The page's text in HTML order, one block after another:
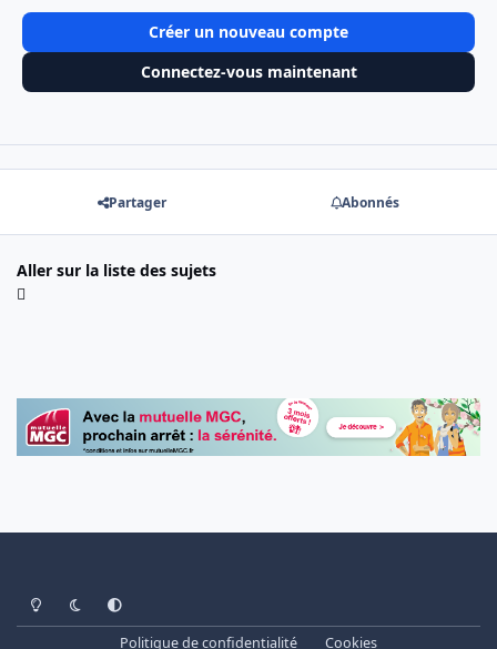
Créer un nouveau compte
Connectez-vous maintenant
Partager Abonnés
Aller sur la liste des sujets
Light ModeDark ModeSystem Preference
Politique de confidentialité Cookies